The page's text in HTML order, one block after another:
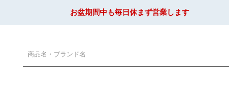
お盆期間中も毎日休まず営業します